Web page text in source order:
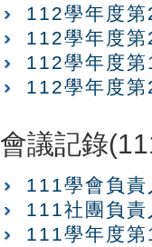
112學年度
112學年度
112學年度
112學年度
會議記錄
111學會負
111社團負
111學年度